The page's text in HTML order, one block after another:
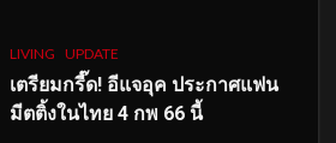
LIVING UPDATE
เตรียมกรี๊ด! อีแจอุค ประกาศแฟน
มีตติ้งในไทย 4 กพ 66 นี้